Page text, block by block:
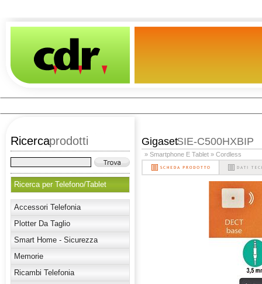
Ricercaprodotti
Ricerca per Telefono/Tablet
Accessori Telefonia
Plotter Da Taglio
Smart Home - Sicurezza
Memorie
Ricambi Telefonia
GigasetSIE-C500HXBIP
» Smartphone E Tablet » Cordless